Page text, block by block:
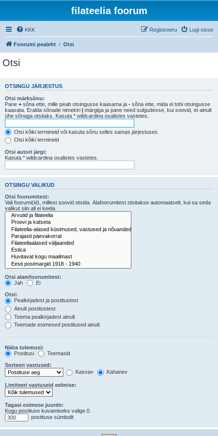
filateelia foorum
KKK Logi sisse
Registreeru
Foorumi pealeht Otsi
Otsi
OTSINGU JÄRJESTUS
Otsi märksõnu:
Pane + sõna ette, mille peab otsingusse kaasama ja - sõna ette, mida ei tohi otsingusse
kaasata. Eralda sõnade nimekiri | märgiga ja pane need sulgudesse, kui soovid, et ainult
ühe sõnaga otsitaks. Kasuta * wildcardina osalistes vastetes.
Otsi kõiki termineid või kasuta sõnu selles samas järjestuses
Otsi kõiki termineid
Otsi autori järgi:
Kasuta * wildcardina osalistes vastetes.
OTSINGU VALIKUD
Otsi foorumitest:
Vali foorumi(id), millest soovid otsida. Alafoorumitest otsitakse automaatselt, kui sa seda
valikut siin all ei keela.
Otsi alamfoorumitest:
Jah
Ei
Otsi:
Pealkirjadest ja postitustest
Ainult postitustest
Teema pealkirjadest ainult
Teemade esimesed postitused ainult
Näita tulemusi:
Postitusi
Teemasid
Sorteeri vastused:
Kasvav
Kahanev
Limiteeri vastuseid eelmise:
Tagasi esimese juurde:
Kogu postituse kuvamiseks valige 0.
postituse sümbolit